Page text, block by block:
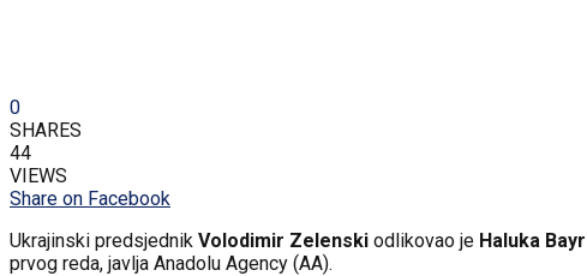
0
SHARES
44
VIEWS
Share on Facebook
Ukrajinski predsjednik Volodimir Zelenski odlikovao je Haluka
prvog reda, javlja Anadolu Agency (AA).